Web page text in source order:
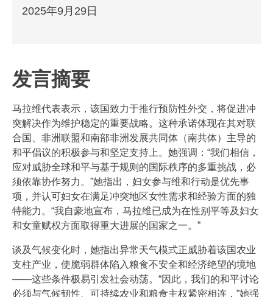
2025年9月29日
发言摘要
马拉维代表表示，该国致力于推行预防性外交，将促进冲
突解决作为维护稳定的重要战略。这种承诺体现在其对联
合国、非洲联盟和南部非洲发展共同体（南共体）主导的
和平倡议的积极参与和坚定支持上。她强调：“我们相信，
应对威胁全球和平与基于规则的国际秩序的多重挑战，必
须依靠协作努力。”她指出，妇女参与维和行动是优先事
项，并认可妇女在满足冲突地区女性需求和经验方面的独
特能力。“我自豪地宣布，马拉维已成为在性别平等及妇女
和女童赋权方面取得重大进展的国家之一。”
谈及气候变化时，她指出异常天气模式正威胁着该国农业
支柱产业，使脆弱群体陷入粮食不安全和经济绝望的境地
——这些条件极易引发社会动荡。“因此，我们的和平讨论
必须与气候韧性、可持续农业和粮食主权紧密相连，”她强